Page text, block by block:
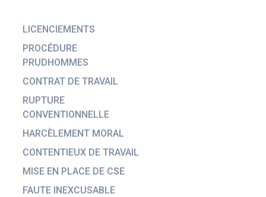
LICENCIEMENTS
PROCÉDURE
PRUDHOMMES
CONTRAT DE TRAVAIL
RUPTURE
CONVENTIONNELLE
HARCÈLEMENT MORAL
CONTENTIEUX DE TRAVAIL
MISE EN PLACE DE CSE
FAUTE INEXCUSABLE